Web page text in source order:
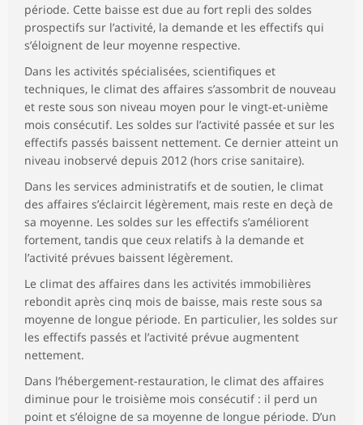
période. Cette baisse est due au fort repli des soldes
prospectifs sur l’activité, la demande et les effectifs qui
s’éloignent de leur moyenne respective.
Dans les activités spécialisées, scientifiques et
techniques, le climat des affaires s’assombrit de nouveau
et reste sous son niveau moyen pour le vingt-et-unième
mois consécutif. Les soldes sur l’activité passée et sur les
effectifs passés baissent nettement. Ce dernier atteint un
niveau inobservé depuis 2012 (hors crise sanitaire).
Dans les services administratifs et de soutien, le climat
des affaires s’éclaircit légèrement, mais reste en deçà de
sa moyenne. Les soldes sur les effectifs s’améliorent
fortement, tandis que ceux relatifs à la demande et
l’activité prévues baissent légèrement.
Le climat des affaires dans les activités immobilières
rebondit après cinq mois de baisse, mais reste sous sa
moyenne de longue période. En particulier, les soldes sur
les effectifs passés et l’activité prévue augmentent
nettement.
Dans l’hébergement-restauration, le climat des affaires
diminue pour le troisième mois consécutif : il perd un
point et s’éloigne de sa moyenne de longue période. D’un